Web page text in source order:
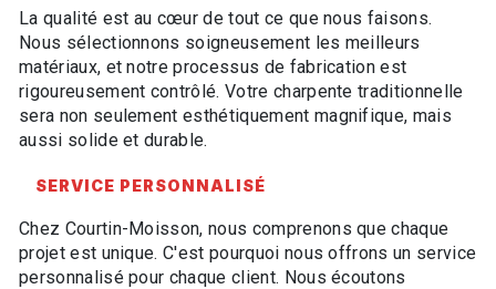
La qualité est au cœur de tout ce que nous faisons.
Nous sélectionnons soigneusement les meilleurs
matériaux, et notre processus de fabrication est
rigoureusement contrôlé. Votre charpente traditionnelle
sera non seulement esthétiquement magnifique, mais
aussi solide et durable.
SERVICE PERSONNALISÉ
Chez Courtin-Moisson, nous comprenons que chaque
projet est unique. C'est pourquoi nous offrons un service
personnalisé pour chaque client. Nous écoutons